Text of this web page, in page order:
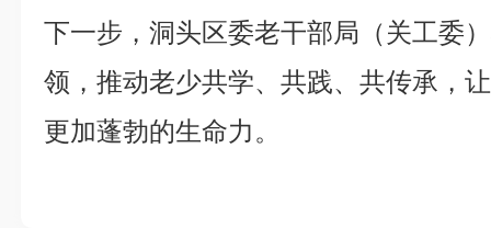
下一步，洞头区委老干部局（关工委
领，推动老少共学、共践、共传承，
更加蓬勃的生命力。